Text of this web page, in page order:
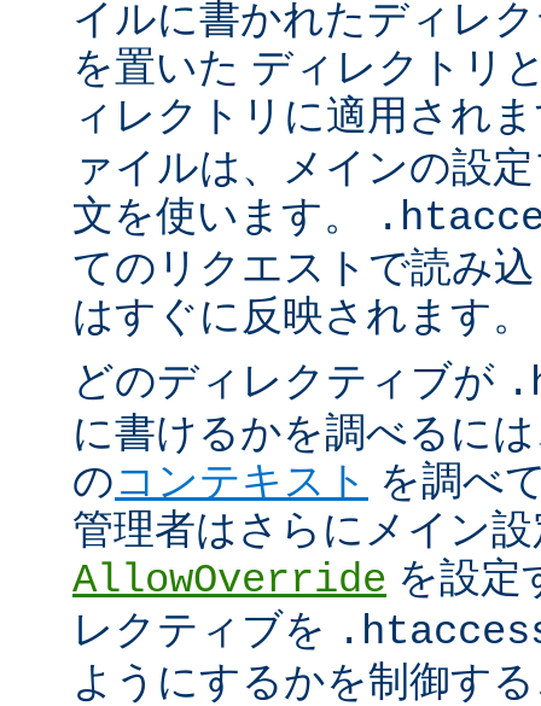
イルに書かれたディレ
を置いた ディレクトリ
ィレクトリに適用され
ァイルは、メインの設
文を使います。
てのリクエストで読み
はすぐに反映されます。
どのディレクティブが
に書けるかを調べるに
のコンテキスト を調べ
管理者はさらにメイン
AllowOverride を設定
レクティブを
ようにするかを制御す